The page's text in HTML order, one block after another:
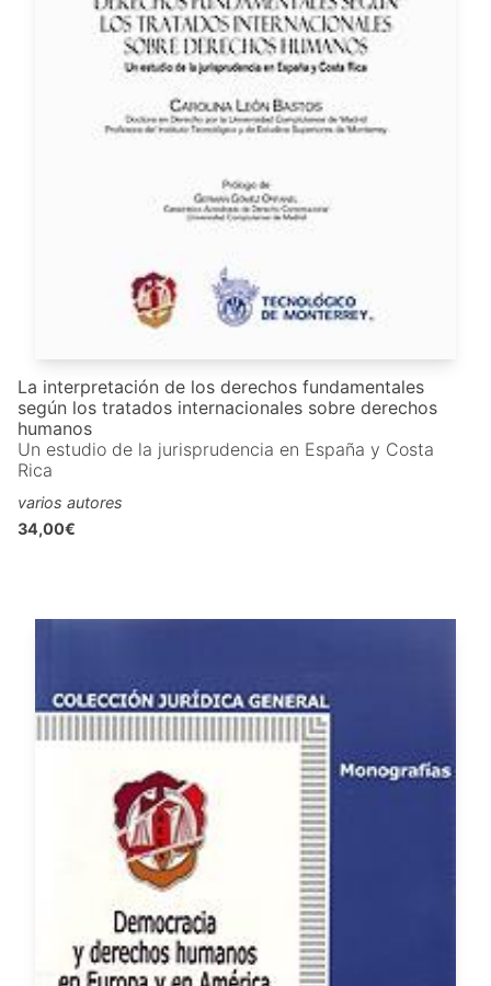
La interpretación de los derechos fundamentales
según los tratados internacionales sobre derechos
humanos
Un estudio de la jurisprudencia en España y Costa
Rica
varios autores
34,00€